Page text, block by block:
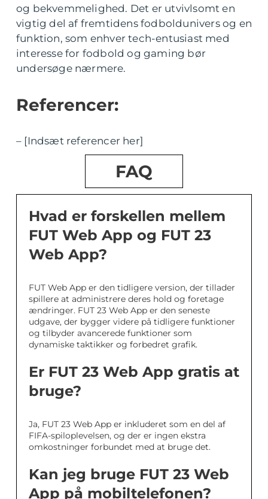
og bekvemmelighed. Det er utvivlsomt en
vigtig del af fremtidens fodboldunivers og en
funktion, som enhver tech-entusiast med
interesse for fodbold og gaming bør
undersøge nærmere.
Referencer:
– [Indsæt referencer her]
FAQ
Hvad er forskellen mellem
FUT Web App og FUT 23
Web App?
FUT Web App er den tidligere version, der tillader
spillere at administrere deres hold og foretage
ændringer. FUT 23 Web App er den seneste
udgave, der bygger videre på tidligere funktioner
og tilbyder avancerede funktioner som
dynamiske taktikker og forbedret grafik.
Er FUT 23 Web App gratis at
bruge?
Ja, FUT 23 Web App er inkluderet som en del af
FIFA-spiloplevelsen, og der er ingen ekstra
omkostninger forbundet med at bruge det.
Kan jeg bruge FUT 23 Web
App på mobiltelefonen?